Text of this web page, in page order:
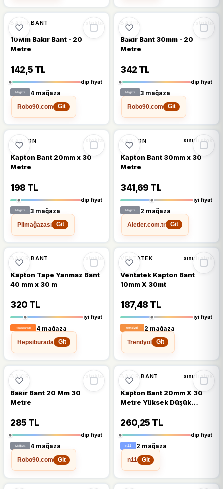
%64 DÜŞTÜ
BAKIR BANT stokta
10Mm Bakır Bant - 20
Metre
142,5 TL
dip fiyat
4 mağaza
Robo90.com
Git
%60 DÜŞTÜ
BAKIR stokta
Bakır Bant 30mm - 20
Metre
342 TL
dip fiyat
3 mağaza
Robo90.com
Git
%48 %48 DÜŞTÜ
KAPTON stokta
Kapton Bant 20mm x 30
Metre
198 TL
dip fiyat
3 mağaza
Pilmağazası
Git
%29 %29 DÜŞTÜ
KAPTON sınırlı stok
Kapton Bant 30mm x 30
Metre
341,69 TL
iyi fiyat
2 mağaza
Aletler.com.tr
Git
%39 %39 DÜŞTÜ
BAKIR BANT stokta
Kapton Tape Yanmaz Bant
40 mm x 30 m
320 TL
iyi fiyat
4 mağaza
Hepsiburada
Git
%22 %22 DÜŞTÜ
VENTATEK sınırlı stok
Ventatek Kapton Bant
10mm X 30mt
187,48 TL
iyi fiyat
2 mağaza
Trendyol
Git
%39 %39 DÜŞTÜ
BAKIR stokta
Bakır Bant 20 Mm 30
Metre
285 TL
dip fiyat
4 mağaza
Robo90.com
Git
%30 %30 DÜŞTÜ
BAKIR BANT sınırlı stok
Kapton Bant 20mm X 30
Metre Yüksek Düşük
Isıya Dayanıklı Güçlü
260,25 TL
dip fiyat
2 mağaza
n11
Git